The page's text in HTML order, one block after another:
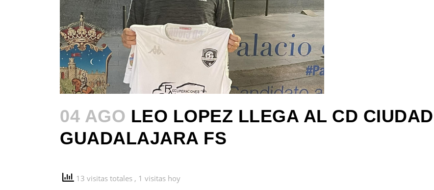
04 AGO LEO LOPEZ LLEGA AL CD
GUADALAJARA FS
13 visitas totales , 1 visitas hoy